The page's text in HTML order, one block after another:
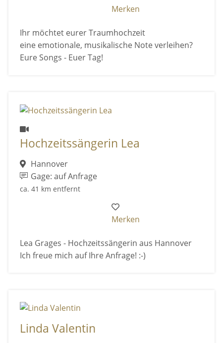
Merken
Ihr möchtet eurer Traumhochzeit
eine emotionale, musikalische Note verleihen?
Eure Songs - Euer Tag!
Hochzeitssängerin Lea
Hannover
Gage: auf Anfrage
ca. 41 km entfernt
Merken
Lea Grages - Hochzeitssängerin aus Hannover
Ich freue mich auf Ihre Anfrage! :-)
Linda Valentin